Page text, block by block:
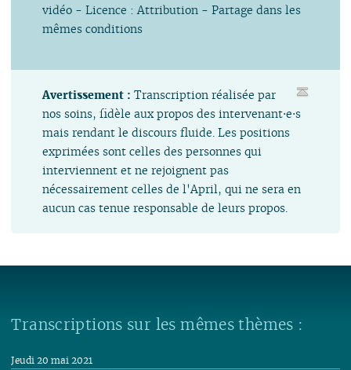
vidéo - Licence : Attribution - Partage dans les
mêmes conditions
Avertissement :Transcription réalisée par
nos soins, fidèle aux propos des intervenant⋅e⋅s
mais rendant le discours fluide. Les positions
exprimées sont celles des personnes qui
interviennent et ne rejoignent pas
nécessairement celles de l'April, qui ne sera en
aucun cas tenue responsable de leurs propos.
Transcriptions sur les mêmes thèmes :
Jeudi 20 mai 2021